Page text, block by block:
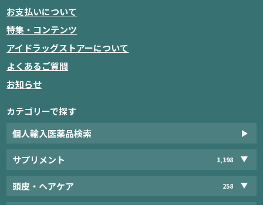
お支払いについて
特集・コンテンツ
アイドラッグストアーについて
よくあるご質問
お知らせ
カテゴリーで探す
個人輸入医薬品検索
サプリメント 1,198
頭皮・ヘアケア 258